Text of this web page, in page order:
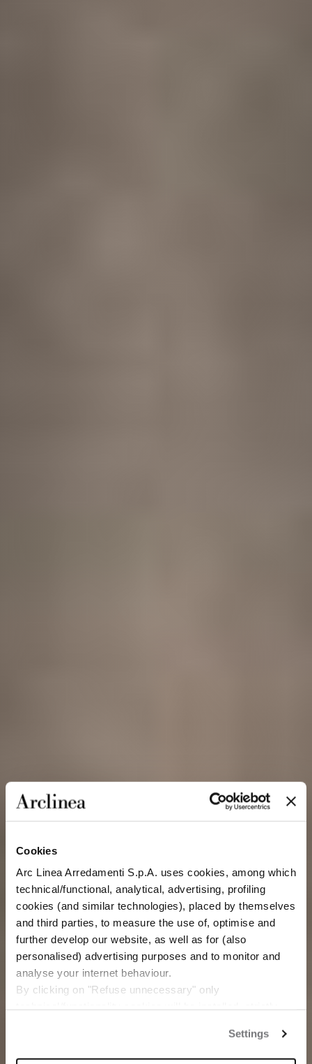
Cookies
Arc Linea Arredamenti S.p.A. uses cookies, among which
technical/functional, analytical, advertising, profiling
cookies (and similar technologies), placed by themselves
and third parties, to measure the use of, optimise and
further develop our website, as well as for (also
personalised) advertising purposes and to monitor and
analyse your internet behaviour.
By clicking on "Refuse unnecessary" only
By clicking on "Accept all" you consent to the use of all
the cookies.
Settings